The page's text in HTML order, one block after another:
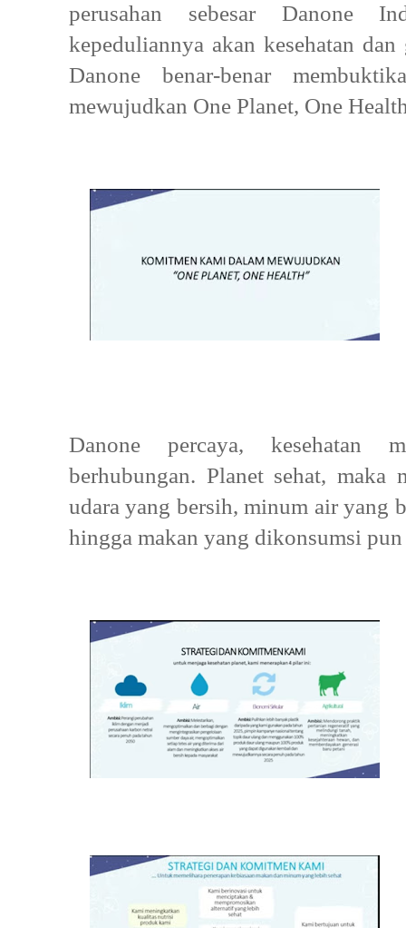
perusahan sebesar Danone
kepeduliannya akan kesehatan
Danone benar-benar
mewujudkan One Planet, One
Danone percaya, kesehatan
berhubungan. Planet sehat, maka
udara yang bersih, minum air yang
hingga makan yang dikonsumsi